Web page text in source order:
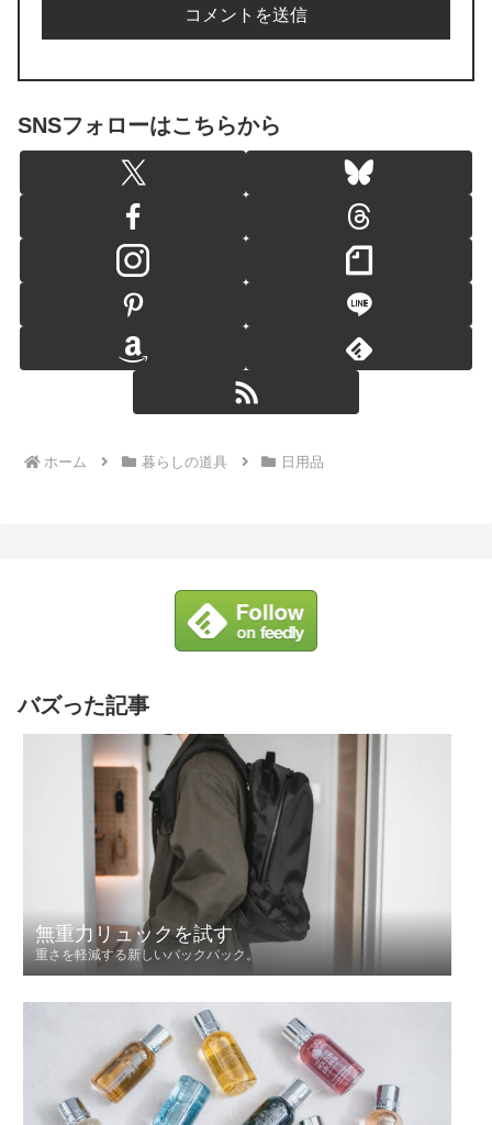
SNSフォローはこちらから
ホーム 暮らしの道具 日用品
バズった記事
無重力リュックを試す
重さを軽減する新しいバックパック。